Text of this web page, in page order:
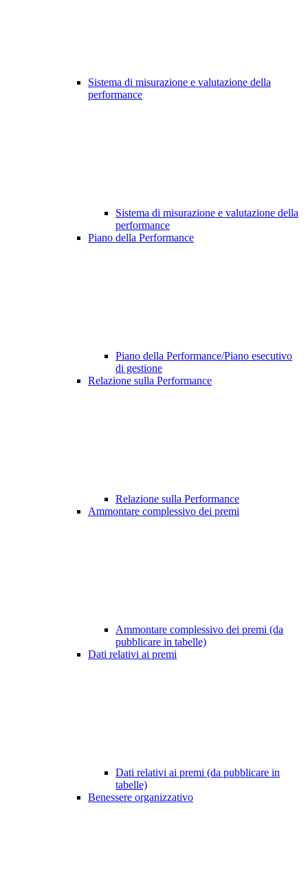
Sistema di misurazione e valutazione della
performance
Sistema di misurazione e valutazione della
performance
Piano della Performance
Piano della Performance/Piano esecutivo
di gestione
Relazione sulla Performance
Relazione sulla Performance
Ammontare complessivo dei premi
Ammontare complessivo dei premi (da
pubblicare in tabelle)
Dati relativi ai premi
Dati relativi ai premi (da pubblicare in
tabelle)
Benessere organizzativo